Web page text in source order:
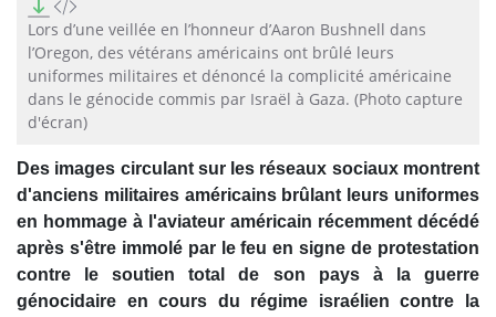
seconds
of
minute,
second
Lors d’une veillée en l’honneur d’Aaron Bushnell dans
l’Oregon, des vétérans américains ont brûlé leurs
uniformes militaires et dénoncé la complicité américaine
dans le génocide commis par Israël à Gaza. (Photo capture
d'écran)
Des images circulant sur les réseaux sociaux montrent
d'anciens militaires américains brûlant leurs uniformes
en hommage à l'aviateur américain récemment décédé
après s'être immolé par le feu en signe de protestation
contre le soutien total de son pays à la guerre
génocidaire en cours du régime israélien contre la